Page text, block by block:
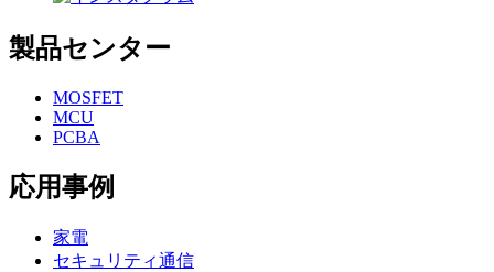
製品センター
MOSFET
MCU
PCBA
応用事例
家電
セキュリティ通信